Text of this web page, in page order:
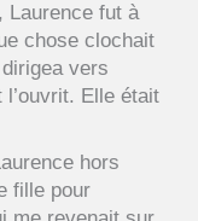
Laurence fut à
chose clochait
vers
Elle était
hors
fille pour